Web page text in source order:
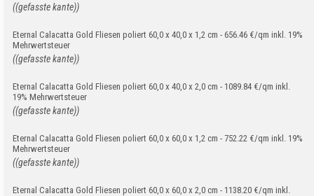
((gefasste kante))
Eternal Calacatta Gold Fliesen poliert 60,0 x 40,0 x 1,2 cm - 656.46 €/qm inkl. 19%
Mehrwertsteuer
((gefasste kante))
Eternal Calacatta Gold Fliesen poliert 60,0 x 40,0 x 2,0 cm - 1089.84 €/qm inkl.
19% Mehrwertsteuer
((gefasste kante))
Eternal Calacatta Gold Fliesen poliert 60,0 x 60,0 x 1,2 cm - 752.22 €/qm inkl. 19%
Mehrwertsteuer
((gefasste kante))
Eternal Calacatta Gold Fliesen poliert 60,0 x 60,0 x 2,0 cm - 1138.20 €/qm inkl.